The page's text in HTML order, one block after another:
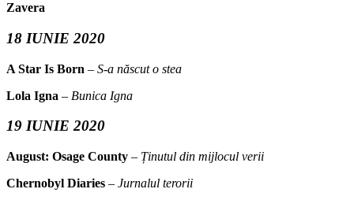
Zavera
18 IUNIE 2020
A Star Is Born – S-a născut o stea
Lola Igna – Bunica Igna
19 IUNIE 2020
August: Osage County – Ținutul din mijlocul verii
Chernobyl Diaries – Jurnalul terorii